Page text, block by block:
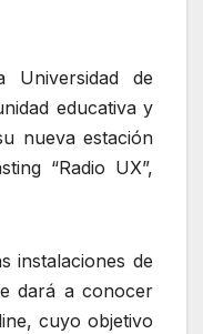
de
educativa y
nueva estación
“Radio UX”,
instalaciones de
dará a conocer
cuyo objetivo